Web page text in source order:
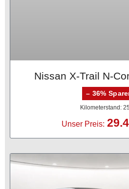
Nissan X-Trail N-
– 36%
Kilometerstand:
Unser Preis: